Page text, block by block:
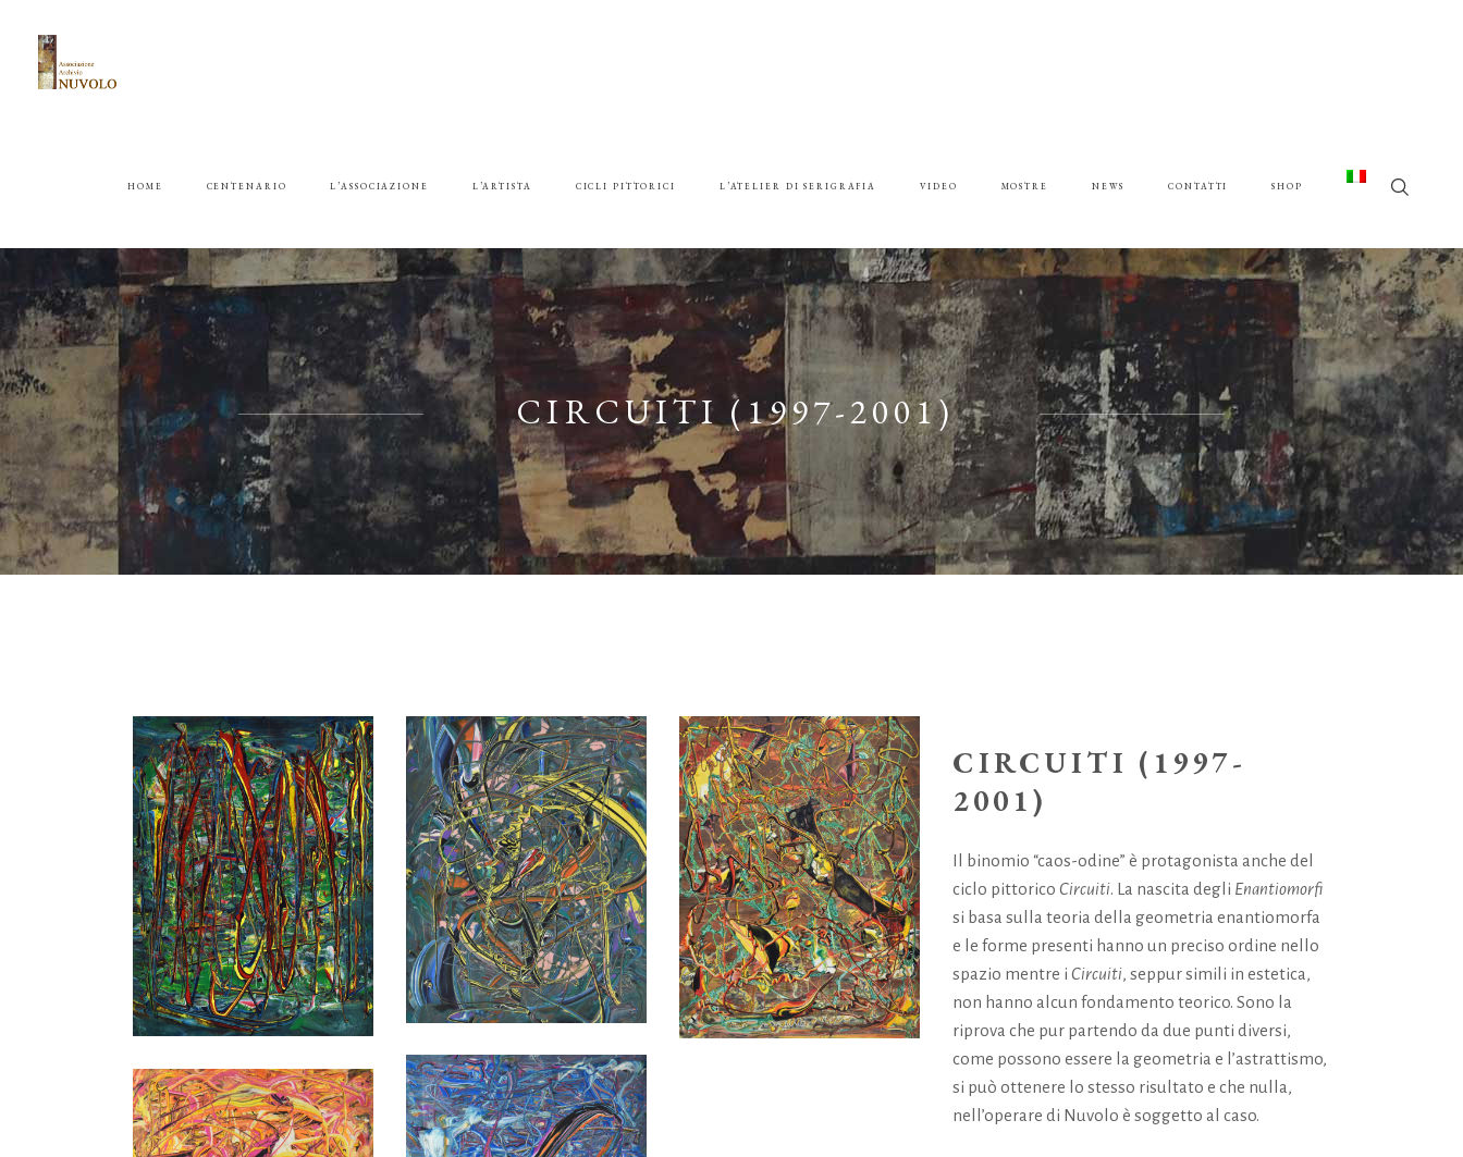
HOME CENTENARIO L’ASSOCIAZIONE L’ARTISTA CICLI PITTORICI L’ATELIER DI SERIGRAFIA VIDEO MOSTRE NEWS CONTATTI SHOP
CIRCUITI (1997-2001)
CIRCUITI (1997-
2001)
Il binomio “caos-odine” è protagonista anche del
ciclo pittoricoCircuiti. La nascita degli Enantiomorfi
si basa sulla teoria della geometria enantiomorfa
e le forme presenti hanno un preciso ordine nello
spazio mentre iCircuiti, seppur simili in estetica,
non hanno alcun fondamento teorico. Sono la
riprova che pur partendo da due punti diversi,
come possono essere la geometria e l’astrattismo,
si può ottenere lo stesso risultato e che nulla,
nell’operare di Nuvolo è soggetto al caso.